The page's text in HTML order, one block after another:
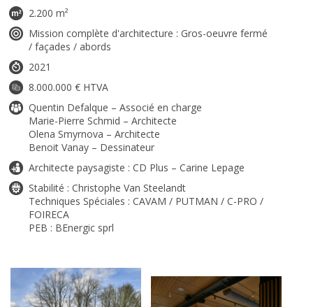
2.200 m²
Mission complète d'architecture : Gros-oeuvre fermé
/ façades / abords
2021
8.000.000 € HTVA
Quentin Defalque – Associé en charge
Marie-Pierre Schmid – Architecte
Olena Smyrnova – Architecte
Benoit Vanay – Dessinateur
Architecte paysagiste : CD Plus – Carine Lepage
Stabilité : Christophe Van Steelandt
Techniques Spéciales : CAVAM / PUTMAN / C-PRO /
FOIRECA
PEB : BEnergic sprl